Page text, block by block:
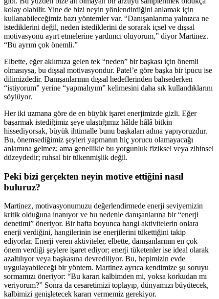
kolay olabilir. Yine de bizi neyin yönlendirdiğini anlamak için
kullanabileceğimiz bazı yöntemler var. “Danışanlarıma yalnızca ne
istediklerini değil, neden istediklerini de sorarak içsel ve dışsal
motivasyonu ayırt etmelerine yardımcı oluyorum,” diyor Martinez.
“Bu ayrım çok önemli.”
Elbette, eğer aklımıza gelen tek “neden” bir başkası için önemli
olmasıysa, bu dışsal motivasyondur. Patel’e göre başka bir ipucu ise
dilimizdedir. Danışanlarının dışsal hedeflerinden bahsederken
“istiyorum” yerine “yapmalıyım” kelimesini daha sık kullandıklarını
söylüyor.
Her iki uzmana göre de en büyük işaret enerjimizde gizli. Eğer
başarmak istediğimiz şeye ulaştığımız hâlde hâlâ bitkin
hissediyorsak, büyük ihtimalle bunu başkaları adına yapıyoruzdur.
Bu, önemsediğimiz şeyleri yapmanın hiç yorucu olamayacağı
anlamına gelmez; ama genellikle bu yorgunluk fiziksel veya zihinsel
düzeydedir; ruhsal bir tükenmişlik değil.
Peki bizi gerçekten neyin motive ettiğini nasıl
buluruz?
Martinez, motivasyonumuzu değerlendirmede enerji seviyemizin
kritik olduğuna inanıyor ve bu nedenle danışanlarına bir “enerji
denetimi” öneriyor. Bir hafta boyunca hangi aktivitelerin onlara
enerji verdiğini, hangilerinin ise enerjilerini tükettiğini takip
ediyorlar. Enerji veren aktiviteler, elbette, danışanlarının en çok
önem verdiği şeylere işaret ediyor; enerji tüketenler ise ideal olarak
azaltılıyor veya başkasına devrediliyor. Bu, hepimizin evde
uygulayabileceği bir yöntem. Martinez ayrıca kendimize şu soruyu
sormamızı öneriyor: “Bu kararı kalbimden mi, yoksa korkudan mı
veriyorum?” Sonra da cesaretimizi toplayıp, dünyamızı büyütecek,
kalbimizi genişletecek kararı vermemiz gerekiyor.